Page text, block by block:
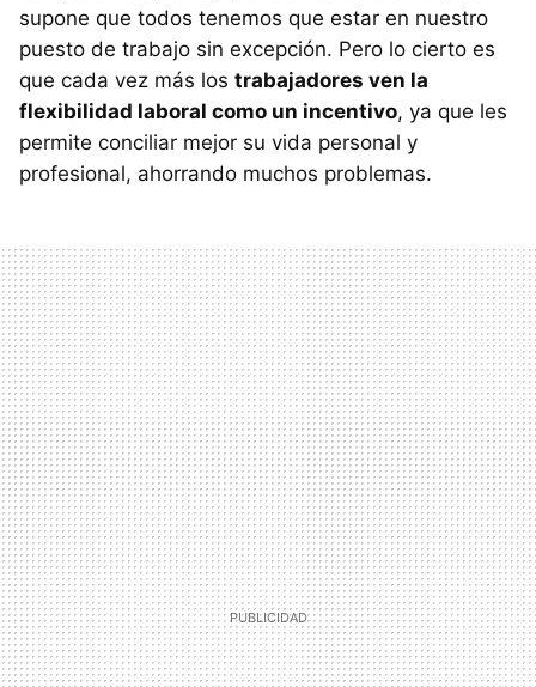
supone que todos tenemos que estar en nuestro
puesto de trabajo sin excepción. Pero lo cierto es
que cada vez más los trabajadores ven la
flexibilidad laboral como un incentivo, ya que les
permite conciliar mejor su vida personal y
profesional, ahorrando muchos problemas.